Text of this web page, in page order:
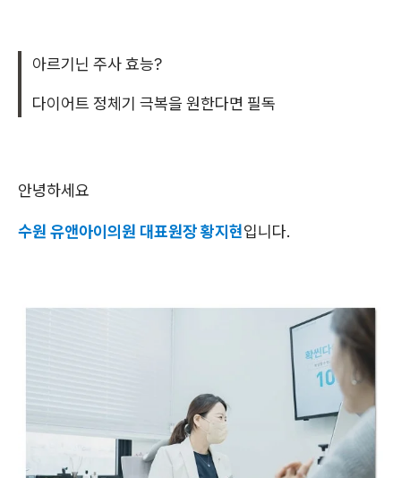
아르기닌 주사 효능?
다이어트 정체기 극복을 원한다면 필독
안녕하세요
수원 유앤아이의원 대표원장 황지현입니다.